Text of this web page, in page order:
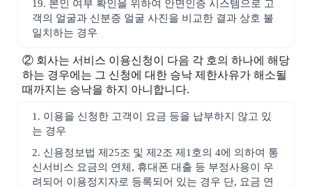
19. 본인 여부 확인을 위하여 안면인증 시스템으로 고
객의 얼굴과 신분증 얼굴 사진을 비교한 결과 상호 불
일치하는 경우
② 회사는 서비스 이용신청이 다음 각 호의 하나에 해당
하는 경우에는 그 신청에 대한 승낙 제한사유가 해소될
때까지는 승낙을 하지 아니합니다.
1. 이용을 신청한 고객이 요금 등을 납부하지 않고 있
는 경우
2. 신용정보법 제25조 및 제2조 제1호의 4에 의하여 통
신서비스 요금의 연체, 휴대폰 대출 등 부정사용이 우
려되어 이용정지자로 등록되어 있는 경우 단, 요금 연